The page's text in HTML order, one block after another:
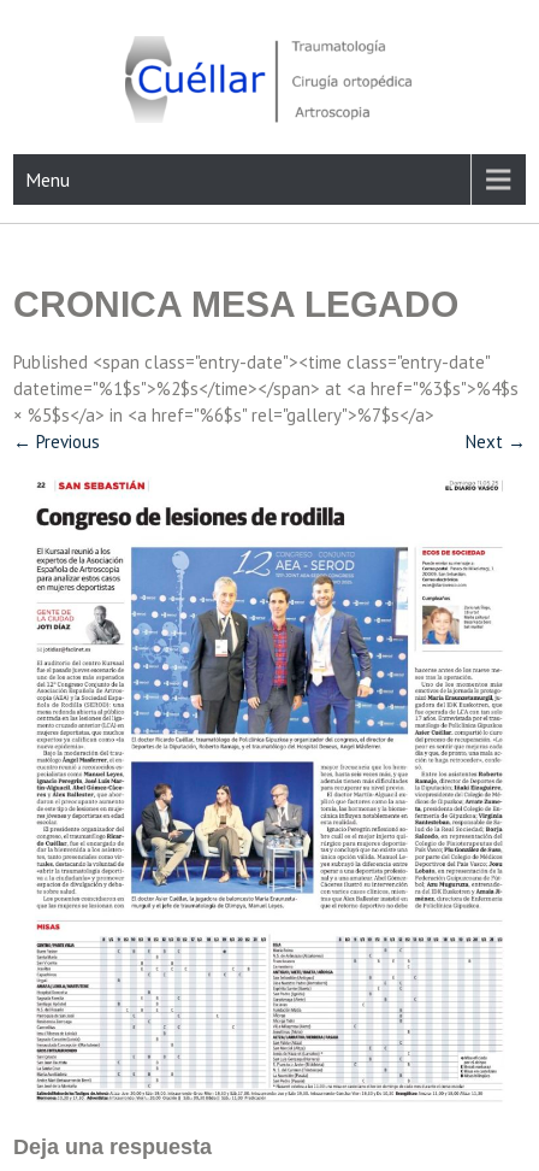
Menu
CRONICA MESA LEGADO
Published <span class="entry-date"><time class="entry-date"
datetime="%1$s">%2$s</time></span> at <a href="%3$s">%4$s
× %5$s</a> in <a href="%6$s" rel="gallery">%7$s</a>
← Previous Next →
Deja una respuesta